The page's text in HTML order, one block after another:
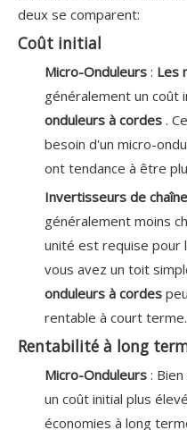
deux se comparent:
Coût initial
Micro-Onduleurs : Les
généralement un coût
onduleurs à cordes .
besoin d'un micro-
ont tendance à être
Invertisseurs de chaîne
généralement moins
unité est requise pour
vous avez un toit
onduleurs à cordes
rentable à court terme.
Rentabilité à long
Micro-Onduleurs :
un coût initial plus
économies à long